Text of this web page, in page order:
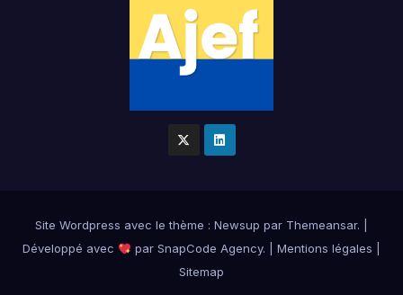
Site Wordpress avec le thème : Newsup par Themeansar.
Développé avec
par SnapCode Agency. Mentions légales
Sitemap